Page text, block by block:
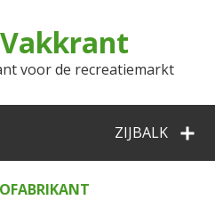
voor de recreatiemarkt
ZIJBALK